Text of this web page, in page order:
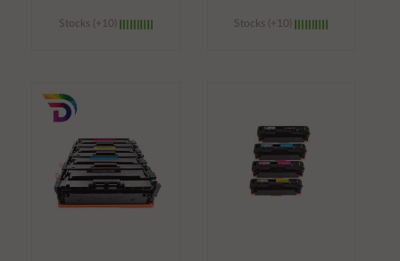
Stocks (+10) Stocks (+10)